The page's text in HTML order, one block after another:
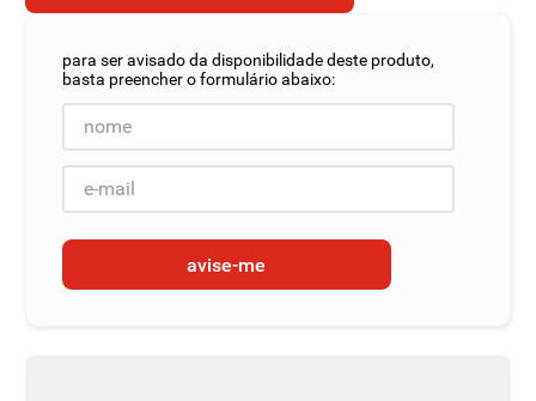
avise-me
8º detergente
º macarrão